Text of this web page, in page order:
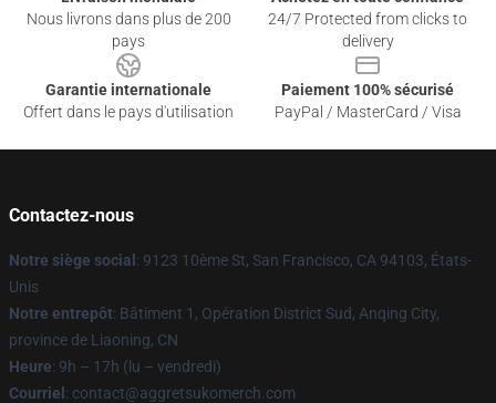
Nous livrons dans plus de 200
pays
24/7 Protected from clicks to
delivery
Garantie internationale
Offert dans le pays d'utilisation
Paiement 100% sécurisé
PayPal / MasterCard / Visa
Contactez-nous
Notre siège social : 9123 10ème St, San Francisco, CA 94103, États-
Unis
Notre entrepôt: Bâtiment 1, Opération District Sud, Anqing City,
province de Liaoning, CN
Heure: 9h – 17h (lu – vendredi)
Courriel : contact@aggretsukomerch.com